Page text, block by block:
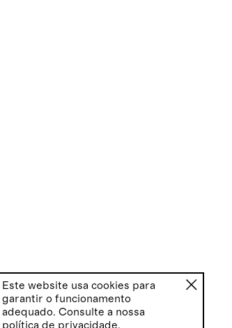
Este website usa cookies para
garantir o funcionamento
adequado. Consulte a nossa
política de privacidade.